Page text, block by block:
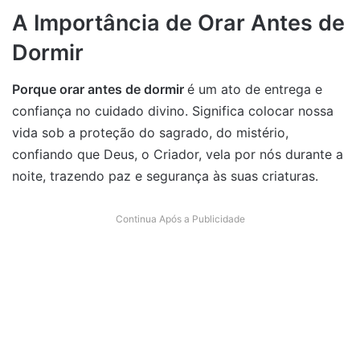
A Importância de Orar Antes de
Dormir
Porque orar antes de dormir é um ato de entrega e
confiança no cuidado divino. Significa colocar nossa
vida sob a proteção do sagrado, do mistério,
confiando que Deus, o Criador, vela por nós durante a
noite, trazendo paz e segurança às suas criaturas.
Continua Após a Publicidade